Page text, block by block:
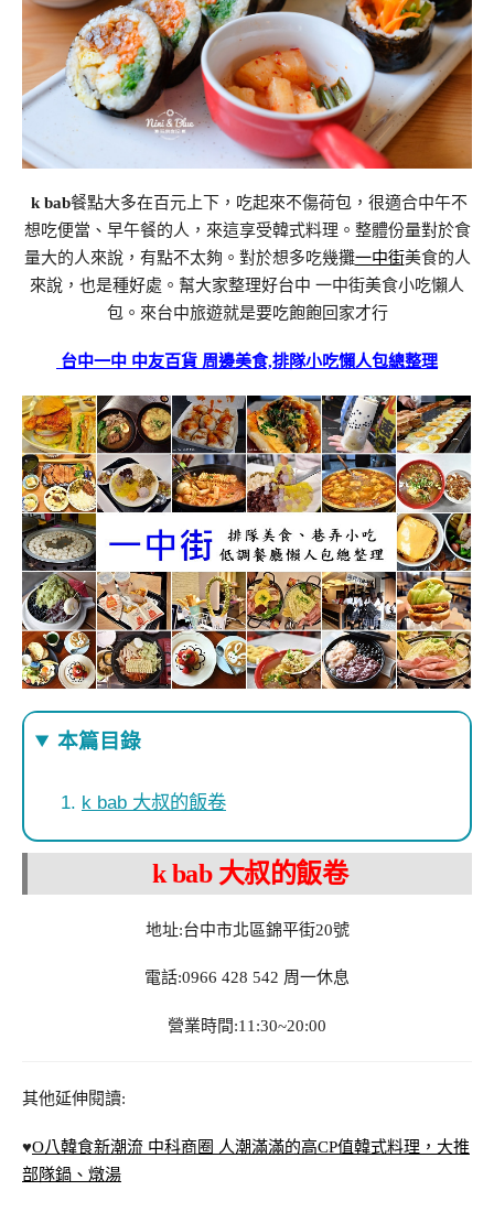
k bab餐點大多在百元上下，吃起來不傷荷包，很適合中午不
想吃便當、早午餐的人，來這享受韓式料理。整體份量對於食
量大的人來說，有點不太夠。對於想多吃幾攤一中街美食的人
來說，也是種好處。幫大家整理好台中 一中街美食小吃懶人
包。來台中旅遊就是要吃飽飽回家才行
台中一中 中友百貨 周邊美食,排隊小吃懶人包總整理
本篇目錄
k bab 大叔的飯卷
k bab 大叔的飯卷
地址:台中市北區錦平街20號
電話:0966 428 542 周一休息
營業時間:11:30~20:00
其他延伸閱讀:
♥O八韓食新潮流 中科商圈 人潮滿滿的高CP值韓式料理，大推
部隊鍋、燉湯